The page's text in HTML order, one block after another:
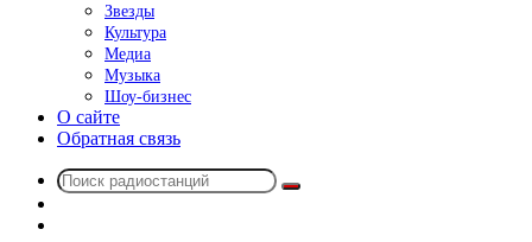
Звезды
Культура
Медиа
Музыка
Шоу-бизнес
О сайте
Обратная связь
Поиск